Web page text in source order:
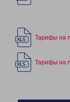
Тарифы на
Тарифы на